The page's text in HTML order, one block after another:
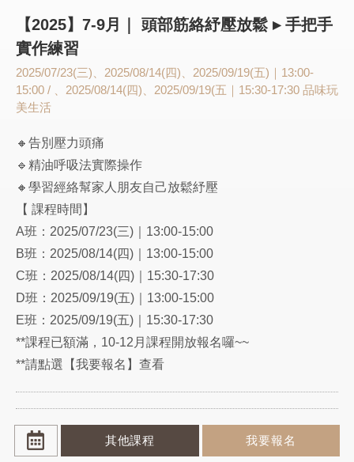
【2025】7-9月｜ 頭部筋絡紓壓放鬆 ▸ 手把手
實作練習
2025/07/23(三)、2025/08/14(四)、2025/09/19(五)｜13:00-
15:00 / 、2025/08/14(四)、2025/09/19(五｜15:30-17:30 品味玩
美生活
🔸告別壓力頭痛
🔹精油呼吸法實際操作
🔸學習經絡幫家人朋友自己放鬆紓壓
【 課程時間】
A班：2025/07/23(三)｜13:00-15:00
B班：2025/08/14(四)｜13:00-15:00
C班：2025/08/14(四)｜15:30-17:30
D班：2025/09/19(五)｜13:00-15:00
E班：2025/09/19(五)｜15:30-17:30
**課程已額滿，10-12月課程開放報名囉~~
**請點選【我要報名】查看
其他課程 我要報名